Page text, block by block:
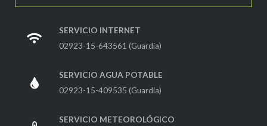
SERVICIO INTERNET
02923-15-643561 (Guardia)
SERVICIO AGUA POTABLE
02923-15-409535 (Guardia)
SERVICIO METEOROLÓGICO